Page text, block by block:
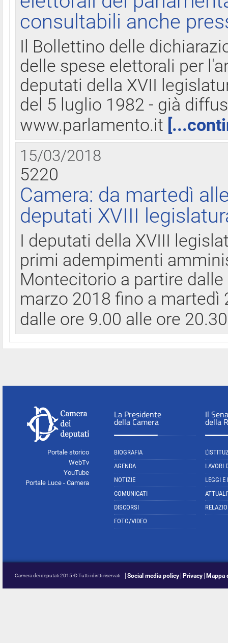
consultabili anche
Il Bollettino delle
delle spese elettorali per
deputati della XVII
del 5 luglio 1982 - già
www.parlamento.it
15/03/2018
5220
Camera: da martedì
deputati XVIII
I deputati della XVIII
primi adempimenti
Montecitorio a partire
marzo 2018 fino a
dalle ore 9.00 alle ore
Portale storico
WebTv
YouTube
Portale Luce - Camera
La Presidente
della Camera
BIOGRAFIA
AGENDA
NOTIZIE
COMUNICATI
DISCORSI
FOTO/VIDEO
Il
della
LAVORI
LEGGI E
Camera dei deputati 2015 © Tutti i diritti riservati Social media policy Privacy Mappa